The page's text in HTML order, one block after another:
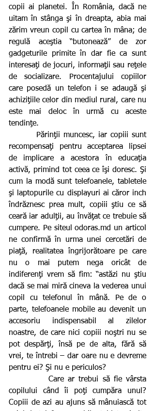
copii ai planetei. În România, dacă ne
uitam în stânga şi în dreapta, abia mai
zărim vreun copil cu cartea în mâna; de
regulă aceştia “butonează” de zor
gadgeturile primite în dar fie ca sunt
interesaţi de jocuri, informaţii sau reţele
de socializare. Procentajului copiilor
care posedă un telefon i se adaugă şi
achiziţiile celor din mediul rural, care nu
este mai deloc în urmă cu aceste
tendinţe.
recompensaţi pentru acceptarea lipsei
de implicare a acestora în educaţia
activă, primind tot ceea ce îşi doresc. Şi
cum la modă sunt telefoanele, tabletele
şi laptopurile cu displayuri ai căror inch
îndrăznesc prea mult, copiii ştiu ce să
ceară iar adulţii, au învăţat ce trebuie să
cumpere. Pe siteul odoras.md un articol
ne confirmă în urma unei cercetări de
piaţă, realitatea îngrijorătoare pe care
nu o mai putem nega oricât de
indiferenţi vrem să fim: “astăzi nu ştiu
dacă se mai miră cineva la vederea unui
copil cu telefonul în mână. Pe de o
parte, telefoanele mobile au devenit un
accesoriu indispensabil al zilelor
noastre, de care nici copiii noştri nu se
pot despărţi, însă pe de alta, fără să
vrei, te întrebi – dar oare nu e devreme
pentru ei? Şi nu e periculos?
copilului când îi poţi cumpăra unul?
Copiii de azi au ajuns să mânuiască tot